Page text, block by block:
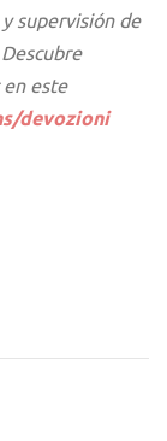
supervisión de
en este
devozioni